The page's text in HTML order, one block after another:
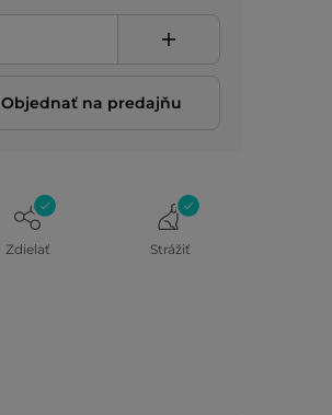
Objednať na predajňu
Zdielať Strážiť